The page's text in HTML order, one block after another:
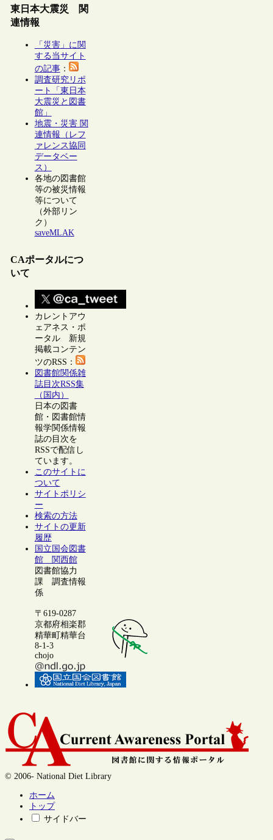
東日本大震災 関
連情報
「災害」に関
する当サイト
の記事：
調査研究リポ
ート「東日本
大震災と図書
館」
地震・災害 関
連情報（レフ
ァレンス協同
データベー
ス）
各地の図書館
等の被災情報
等について
（外部リン
ク）
saveMLAK
CAポータルにつ
いて
カレントアウ
ェアネス・ポ
ータル 新規
掲載コンテン
ツのRSS：
図書館関係雑
誌目次RSS集
（国内）
日本の図書
館・図書館情
報学関係情報
誌の目次を
RSSで配信し
ています。
このサイトに
ついて
サイトポリシ
ー
検索の方法
サイトの更新
履歴
国立国会図書
館 関西館
図書館協力
課 調査情報
係
〒619-0287
京都府相楽郡
精華町精華台
8-1-3
chojo
© 2006- National Diet Library
ホーム
トップ
サイドバー